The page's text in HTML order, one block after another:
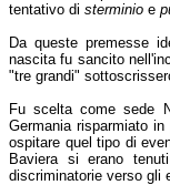
tentativo di sterminio e
Da queste premesse
nascita fu sancito
"tre grandi"
Fu scelta come sede
Germania risparmiato
ospitare quel tipo di
Baviera si erano
discriminatorie verso gli